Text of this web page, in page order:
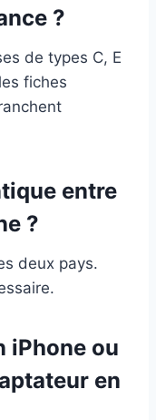
?
de types C, E
fiches
entre
?
deux pays.
iPhone ou
en